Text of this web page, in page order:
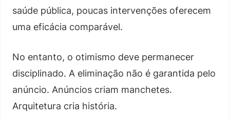
saúde pública, poucas intervenções oferecem
uma eficácia comparável.
No entanto, o otimismo deve permanecer
disciplinado. A eliminação não é garantida pelo
anúncio. Anúncios criam manchetes.
Arquitetura cria história.